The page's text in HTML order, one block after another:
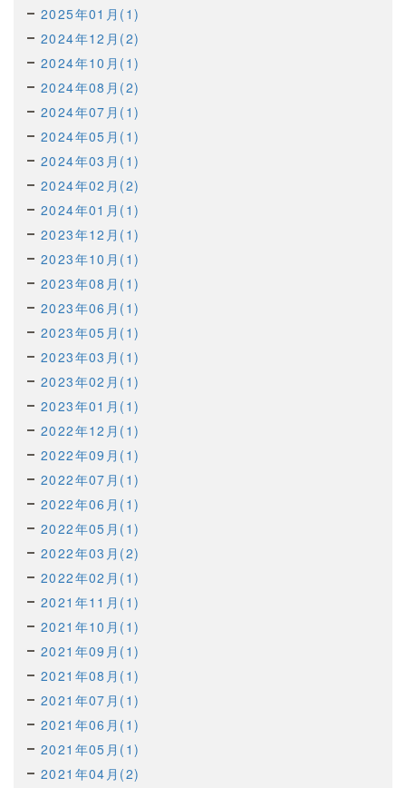
2025年01月(1)
2024年12月(2)
2024年10月(1)
2024年08月(2)
2024年07月(1)
2024年05月(1)
2024年03月(1)
2024年02月(2)
2024年01月(1)
2023年12月(1)
2023年10月(1)
2023年08月(1)
2023年06月(1)
2023年05月(1)
2023年03月(1)
2023年02月(1)
2023年01月(1)
2022年12月(1)
2022年09月(1)
2022年07月(1)
2022年06月(1)
2022年05月(1)
2022年03月(2)
2022年02月(1)
2021年11月(1)
2021年10月(1)
2021年09月(1)
2021年08月(1)
2021年07月(1)
2021年06月(1)
2021年05月(1)
2021年04月(2)